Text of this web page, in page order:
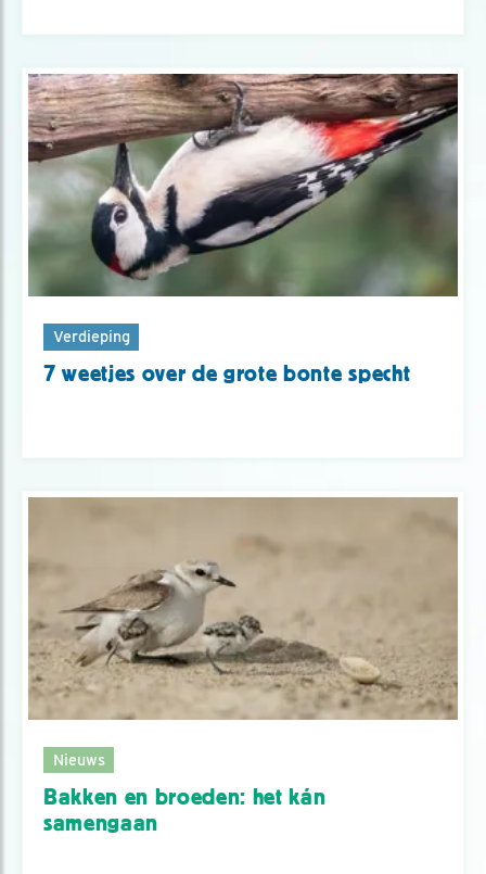
Verdieping
7 weetjes over de grote bonte specht
Nieuws
Bakken en broeden: het kán
samengaan